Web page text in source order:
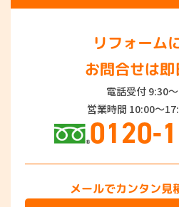
リフォーム
お問合せは即
電話受付 9:30
営業時間 10:00～
0120-
メールでカンタン見